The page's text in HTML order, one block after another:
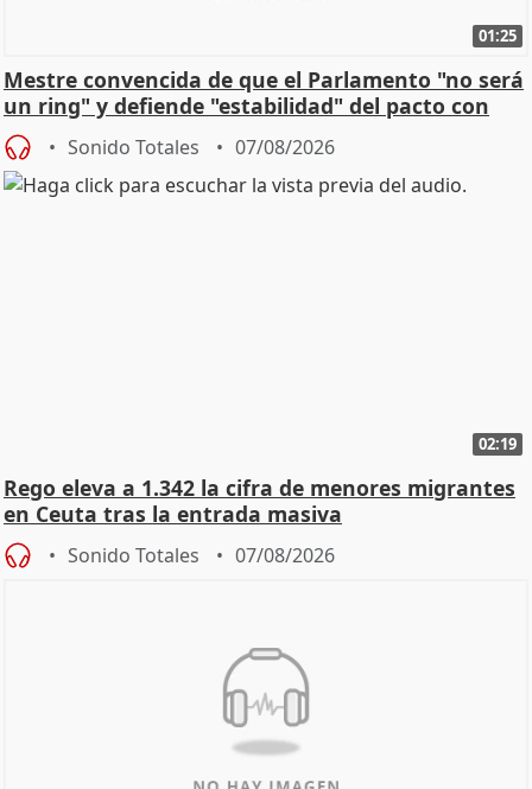
01:25
Mestre convencida de que el Parlamento "no será
un ring" y defiende "estabilidad" del pacto con
Vox
Sonido Totales 07/08/2026
02:19
Rego eleva a 1.342 la cifra de menores migrantes
en Ceuta tras la entrada masiva
Sonido Totales 07/08/2026